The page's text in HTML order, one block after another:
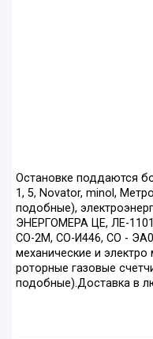
Остановке поддаются
1, 5, Novator, minol,
подобные),
ЭНЕРГОМЕРА ЦЕ, ЛЕ-
СО-2М, СО-И446, СО -
механические и электро
роторные газовые
подобные).Доставка в